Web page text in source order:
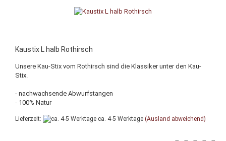
Kaustix L halb Rothirsch
Unsere Kau-Stix vom Rothirsch sind die Klassiker unter den Kau-
Stix.
- nachwachsende Abwurfstangen
- 100% Natur
Lieferzeit: ca. 4-5 Werktage (Ausland abweichend)